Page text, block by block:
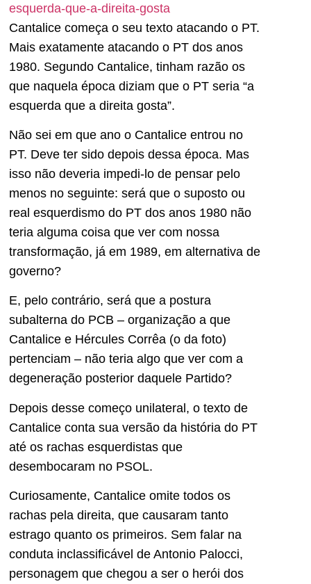
esquerda-que-a-direita-gosta
Cantalice começa o seu texto atacando o PT.
Mais exatamente atacando o PT dos anos
1980. Segundo Cantalice, tinham razão os
que naquela época diziam que o PT seria “a
esquerda que a direita gosta”.
Não sei em que ano o Cantalice entrou no
PT. Deve ter sido depois dessa época. Mas
isso não deveria impedi-lo de pensar pelo
menos no seguinte: será que o suposto ou
real esquerdismo do PT dos anos 1980 não
teria alguma coisa que ver com nossa
transformação, já em 1989, em alternativa de
governo?
E, pelo contrário, será que a postura
subalterna do PCB – organização a que
Cantalice e Hércules Corrêa (o da foto)
pertenciam – não teria algo que ver com a
degeneração posterior daquele Partido?
Depois desse começo unilateral, o texto de
Cantalice conta sua versão da história do PT
até os rachas esquerdistas que
desembocaram no PSOL.
Curiosamente, Cantalice omite todos os
rachas pela direita, que causaram tanto
estrago quanto os primeiros. Sem falar na
conduta inclassificável de Antonio Palocci,
personagem que chegou a ser o herói dos